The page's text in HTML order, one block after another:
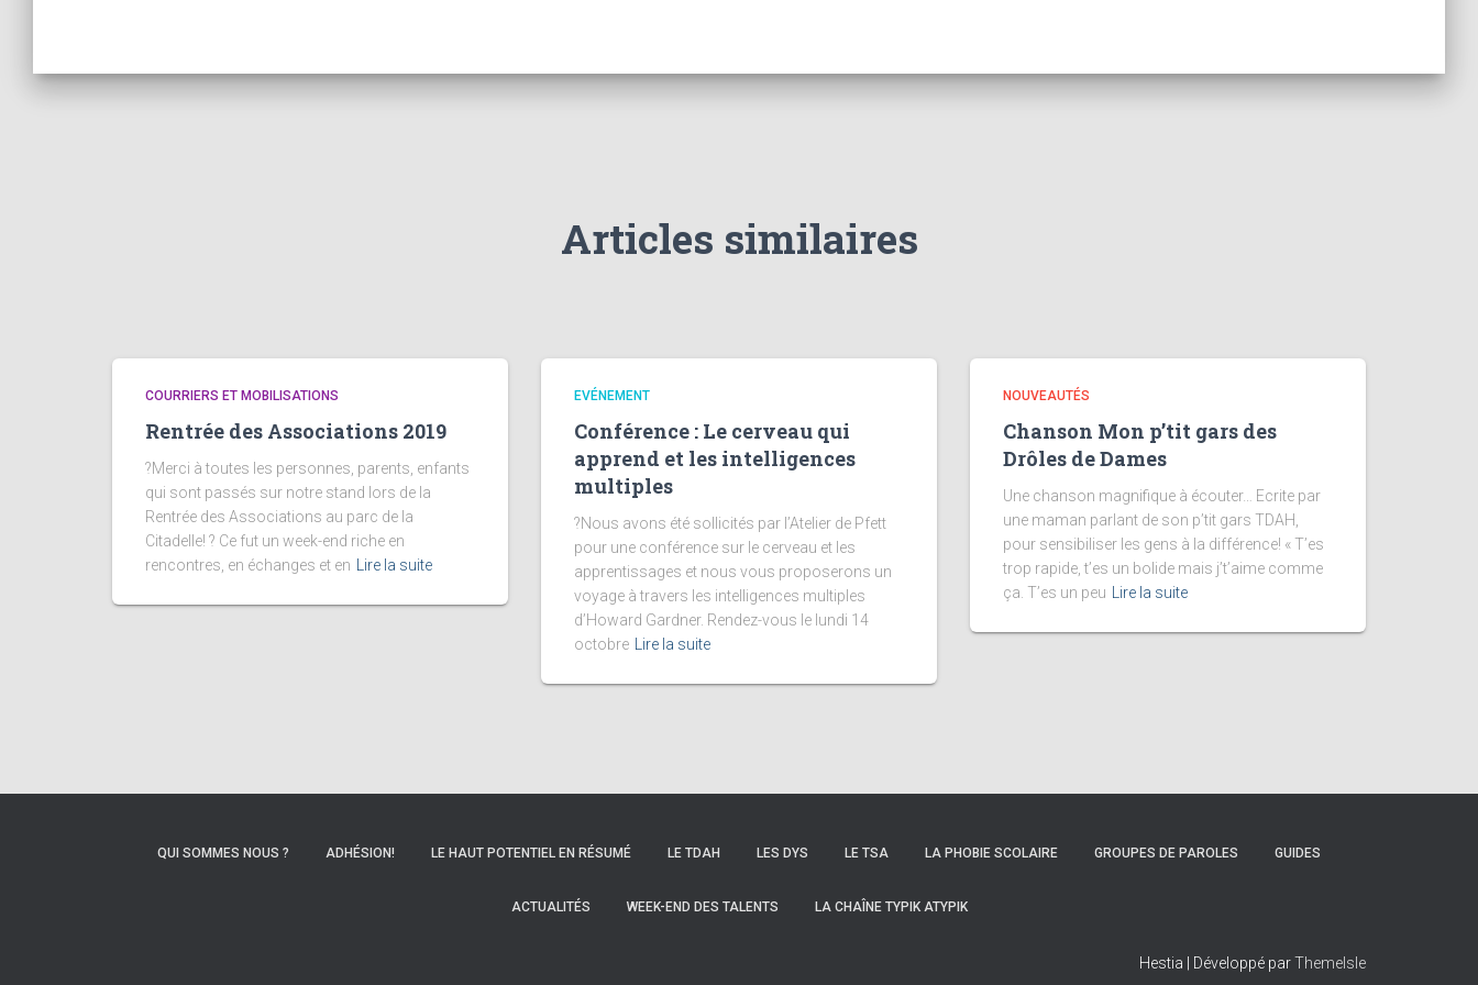
Articles similaires
COURRIERS ET MOBILISATIONS
Rentrée des Associations 2019
?Merci à toutes les personnes, parents, enfants
qui sont passés sur notre stand lors de la
Rentrée des Associations au parc de la
Citadelle! ? Ce fut un week-end riche en
rencontres, en échanges et en
Lire la suite
EVÉNEMENT
Conférence : Le cerveau qui
apprend et les intelligences
multiples
?Nous avons été sollicités par l’Atelier de Pfett
pour une conférence sur le cerveau et les
apprentissages et nous vous proposerons un
voyage à travers les intelligences multiples
d’Howard Gardner. Rendez-vous le lundi 14
octobre
Lire la suite
NOUVEAUTÉS
Chanson Mon p’tit gars des
Drôles de Dames
Une chanson magnifique à écouter… Ecrite par
une maman parlant de son p’tit gars TDAH,
pour sensibiliser les gens à la différence! « T’es
trop rapide, t’es un bolide mais j’t’aime comme
ça. T’es un peu
Lire la suite
QUI SOMMES NOUS ? ADHÉSION! LE HAUT POTENTIEL EN RÉSUMÉ LE TDAH LES DYS LE TSA LA PHOBIE SCOLAIRE GROUPES DE PAROLES GUIDES
ACTUALITÉS WEEK-END DES TALENTS LA CHAÎNE TYPIK ATYPIK
Hestia | Développé parThemeIsle